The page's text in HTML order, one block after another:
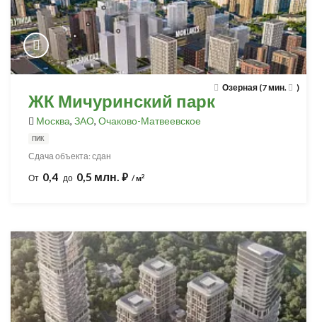
Озерная (7 мин. )
ЖК Мичуринский парк
Москва, ЗАО, Очаково-Матвеевское
ПИК
Сдача объекта: сдан
От 0,4 до 0,5 млн. ⃏ / м2